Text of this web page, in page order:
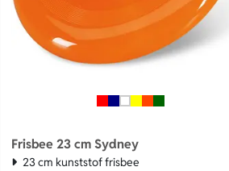
Frisbee 23 cm Sydney
23 cm kunststof frisbee